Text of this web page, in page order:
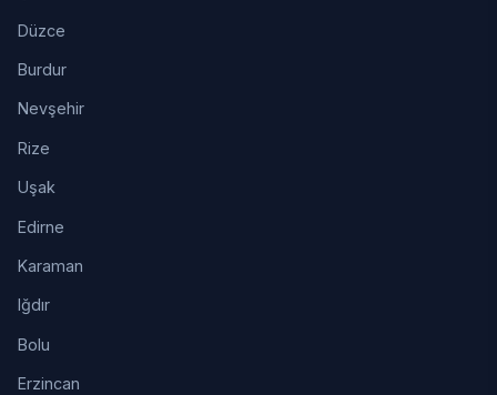
Düzce
Burdur
Nevşehir
Rize
Uşak
Edirne
Karaman
Iğdır
Bolu
Erzincan